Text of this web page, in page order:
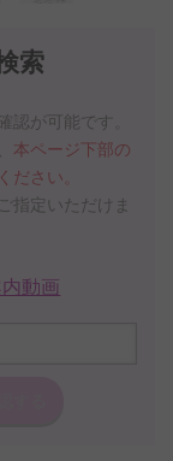
索
認が可能です。
本ページ下部の
ださい。
指定いただけま
動画